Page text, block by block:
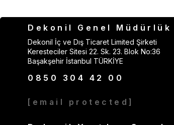
Dekonil Genel Müdürlük
Dekonil İç ve Dış Ticaret Limited Şirketi
Keresteciler Sitesi 22. Sk. 23. Blok No:36
Başakşehir İstanbul TÜRKİYE
0850 304 42 00
[email protected]